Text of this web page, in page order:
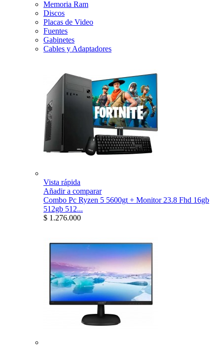
Memoria Ram
Discos
Placas de Video
Fuentes
Gabinetes
Cables y Adaptadores
Vista rápida
Añadir a comparar
Combo Pc Ryzen 5 5600gt + Monitor 23.8 Fhd 16gb
512gb 512...
$ 1.276.000